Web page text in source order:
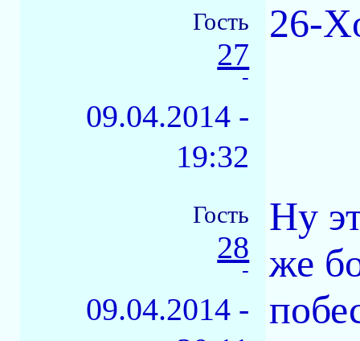
Гость
27
-
09.04.2014 -
19:32
26-
Гость
28
-
09.04.2014 -
Ну
же